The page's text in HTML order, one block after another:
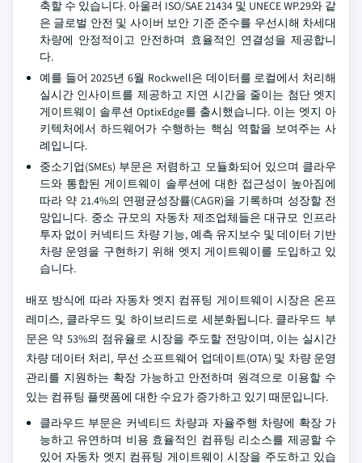
축할 수 있습니다. 아울러 ISO/SAE 21434 및 UNECE WP.29와 같
은 글로벌 안전 및 사이버 보안 기준 준수를 우선시해 차세대
차량에 안정적이고 안전하며 효율적인 연결성을 제공합니
다.
예를 들어 2025년 6월 Rockwell은 데이터를 로컬에서 처리해
실시간 인사이트를 제공하고 지연 시간을 줄이는 첨단 엣지
게이트웨이 솔루션 OptixEdge를 출시했습니다. 이는 엣지 아
키텍처에서 하드웨어가 수행하는 핵심 역할을 보여주는 사
례입니다.
중소기업(SMEs) 부문은 저렴하고 모듈화되어 있으며 클라우
드와 통합된 게이트웨이 솔루션에 대한 접근성이 높아짐에
따라 약 21.4%의 연평균성장률(CAGR)을 기록하며 성장할 전
망입니다. 중소 규모의 자동차 제조업체들은 대규모 인프라
투자 없이 커넥티드 차량 기능, 예측 유지보수 및 데이터 기반
차량 운영을 구현하기 위해 엣지 게이트웨이를 도입하고 있
습니다.
배포 방식에 따라 자동차 엣지 컴퓨팅 게이트웨이 시장은 온프
레미스, 클라우드 및 하이브리드로 세분화됩니다. 클라우드 부
문은 약 53%의 점유율로 시장을 주도할 전망이며, 이는 실시간
차량 데이터 처리, 무선 소프트웨어 업데이트(OTA) 및 차량 운영
관리를 지원하는 확장 가능하고 안전하며 원격으로 이용할 수
있는 컴퓨팅 플랫폼에 대한 수요가 증가하고 있기 때문입니다.
클라우드 부문은 커넥티드 차량과 자율주행 차량에 확장 가
능하고 유연하며 비용 효율적인 컴퓨팅 리소스를 제공할 수
있어 자동차 엣지 컴퓨팅 게이트웨이 시장을 주도하고 있습